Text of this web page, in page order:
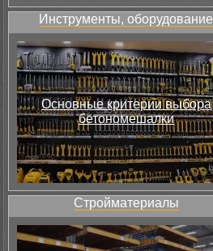
Инструменты, оборудование
Основные критерии выбора
бетономешалки
Стройматериалы